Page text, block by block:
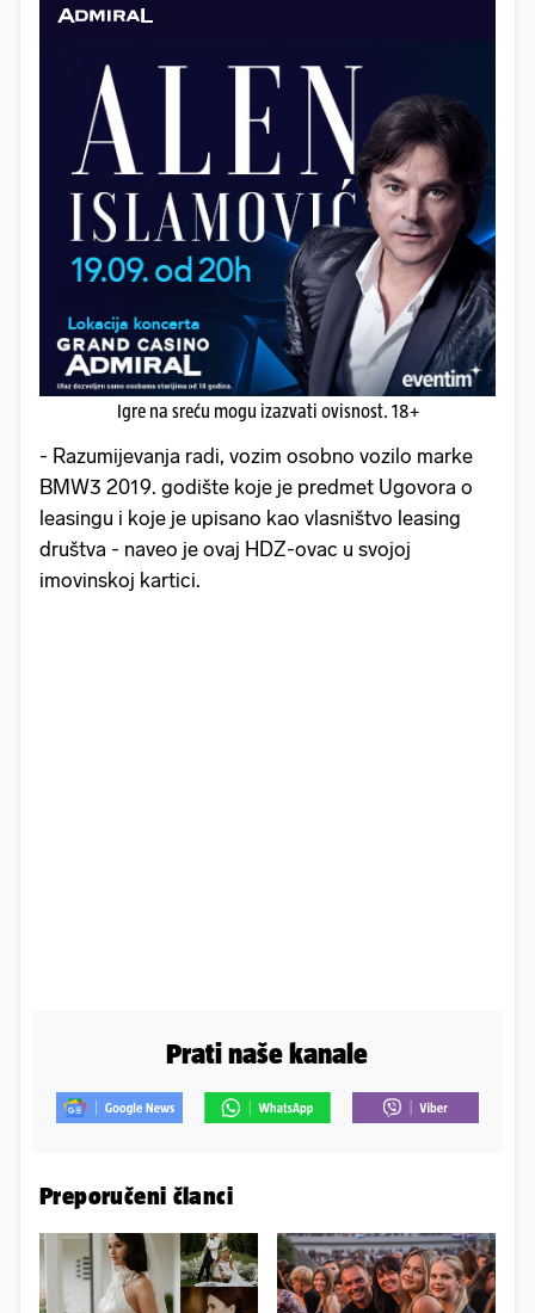
Igre na sreću mogu izazvati ovisnost. 18+
- Razumijevanja radi, vozim osobno vozilo marke
BMW3 2019. godište koje je predmet Ugovora o
leasingu i koje je upisano kao vlasništvo leasing
društva - naveo je ovaj HDZ-ovac u svojoj
imovinskoj kartici.
Prati naše kanale
Preporučeni članci